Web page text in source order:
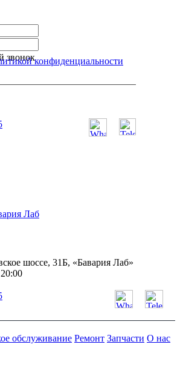
звонокконфиденциальности
Лаб
шоссе, 31Б, «Бавария Лаб»
обслуживание Ремонт Запчасти О нас